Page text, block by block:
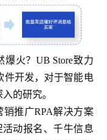
火？UB Store致力
件开发，对于智能电
的研究。
推广RPA解决方案
活动报名、千牛信息